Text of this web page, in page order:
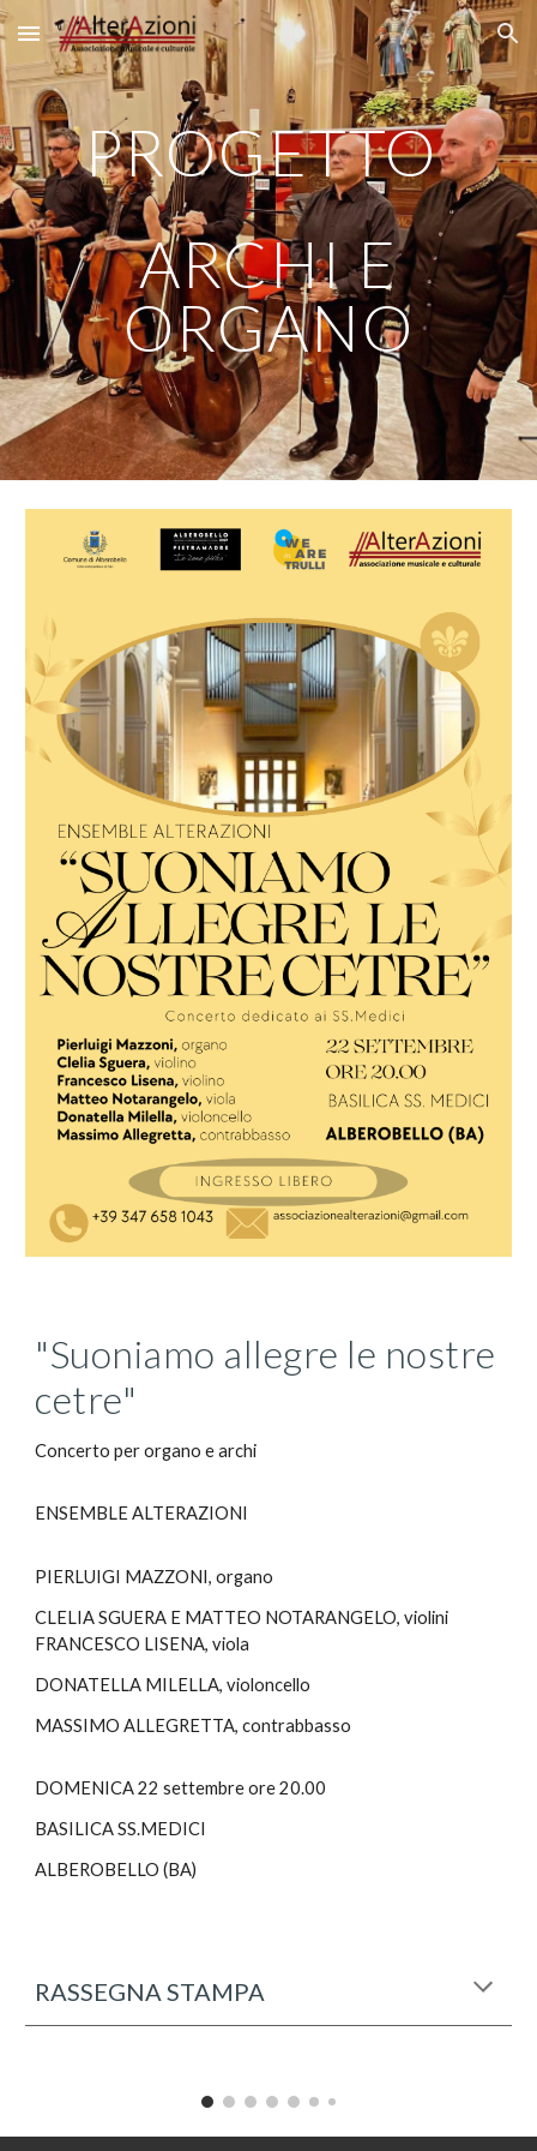
Skip to main content Skip to navigation
PROGETTO
ARCHI E
ORGANO
"Suoniamo allegre le nostre
cetre"
Concerto per organo e archi
ENSEMBLE ALTERAZIONI
PIERLUIGI MAZZONI, organo
CLELIA SGUERA E MATTEO NOTARANGELO, violini
FRANCESCO LISENA, viola
DONATELLA MILELLA, violoncello
MASSIMO ALLEGRETTA, contrabbasso
DOMENICA 22 settembre ore 20.00
BASILICA SS.MEDICI
ALBEROBELLO (BA)
RASSEGNA STAMPA